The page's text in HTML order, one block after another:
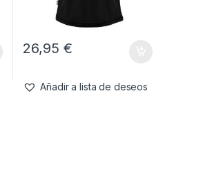
26,95 €
Añadir a lista de deseos